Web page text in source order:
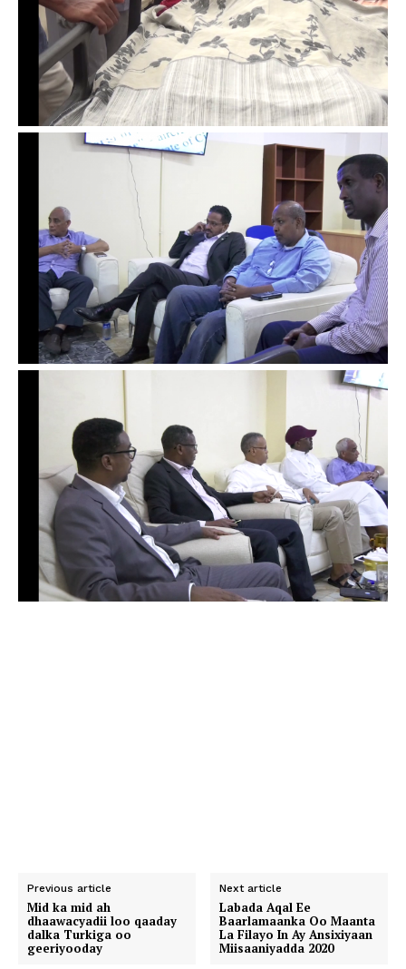
Previous article
Mid ka mid ah
dhaawacyadii loo qaaday
dalka Turkiga oo
geeriyooday
Next article
Labada Aqal Ee
Baarlamaanka Oo Maanta
La Filayo In Ay Ansixiyaan
Miisaaniyadda 2020